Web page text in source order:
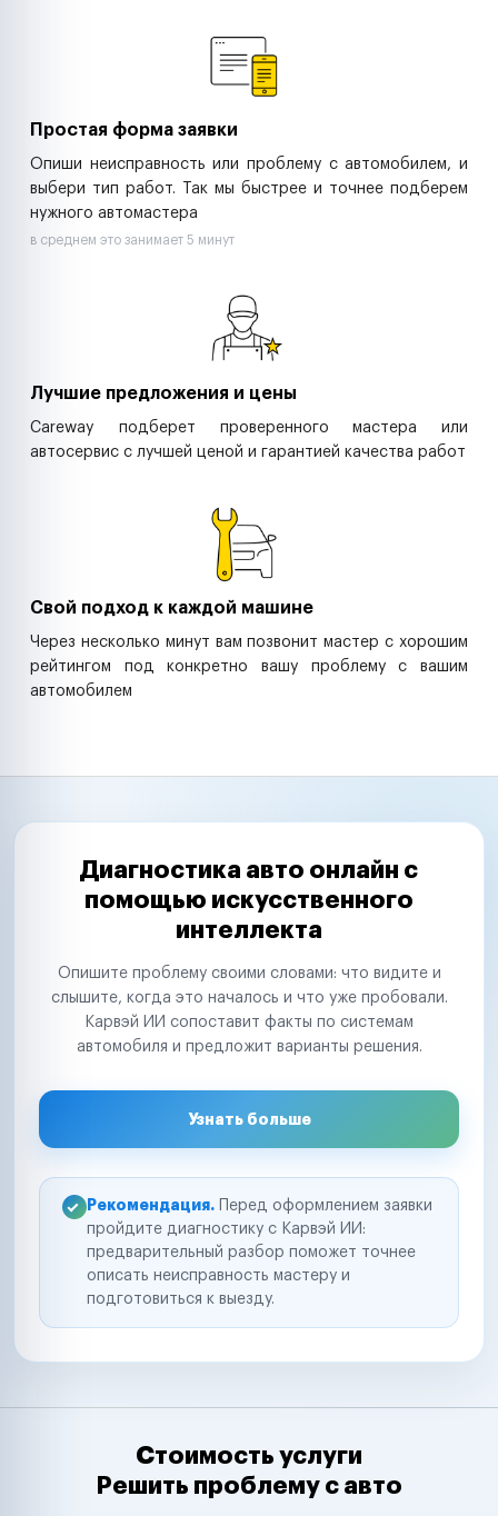
Простая форма заявки
Опиши неисправность или проблему с автомобилем, и
выбери тип работ. Так мы быстрее и точнее подберем
нужного автомастера
в среднем это занимает 5 минут
Лучшие предложения и цены
Careway подберет проверенного мастера или
автосервис с лучшей ценой и гарантией качества работ
Свой подход к каждой машине
Через несколько минут вам позвонит мастер с хорошим
рейтингом под конкретно вашу проблему с вашим
автомобилем
Диагностика авто онлайн с
помощью искусственного
интеллекта
Опишите проблему своими словами: что видите и
слышите, когда это началось и что уже пробовали.
Карвэй ИИ сопоставит факты по системам
автомобиля и предложит варианты решения.
Узнать больше
Рекомендация. Перед оформлением заявки
пройдите диагностику с Карвэй ИИ:
предварительный разбор поможет точнее
описать неисправность мастеру и
подготовиться к выезду.
Стоимость услуги
Решить проблему с авто